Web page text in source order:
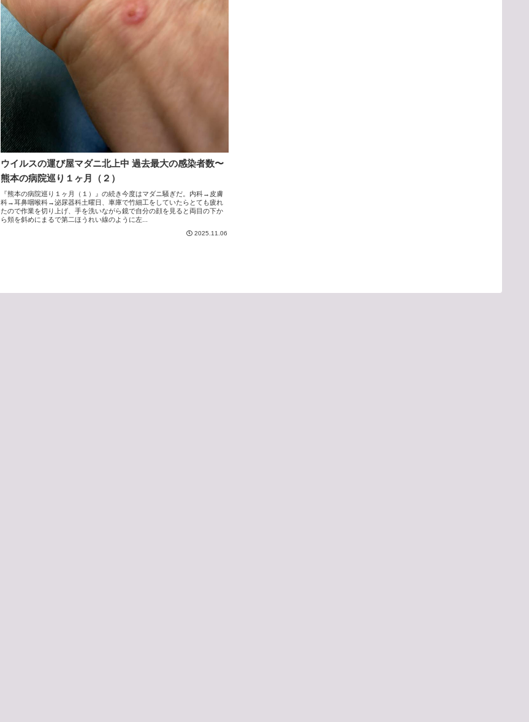
ウイルスの運び屋マダニ北上中 過去最大の感染者数〜
熊本の病院巡り１ヶ月（２）
『熊本の病院巡り１ヶ月（１）』の続き今度はマダニ騒ぎだ。内科→皮膚
科→耳鼻咽喉科→泌尿器科土曜日、車庫で竹細工をしていたらとても疲れ
たので作業を切り上げ、手を洗いながら鏡で自分の顔を見ると両目の下か
ら頬を斜めにまるで第二ほうれい線のように左...
2025.11.06